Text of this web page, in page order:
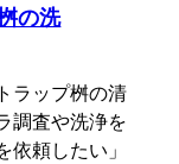
の洗
ラップ桝の清
調査や洗浄を
頼したい」